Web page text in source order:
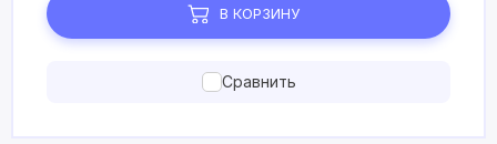
В КОРЗИНУ
Сравнить